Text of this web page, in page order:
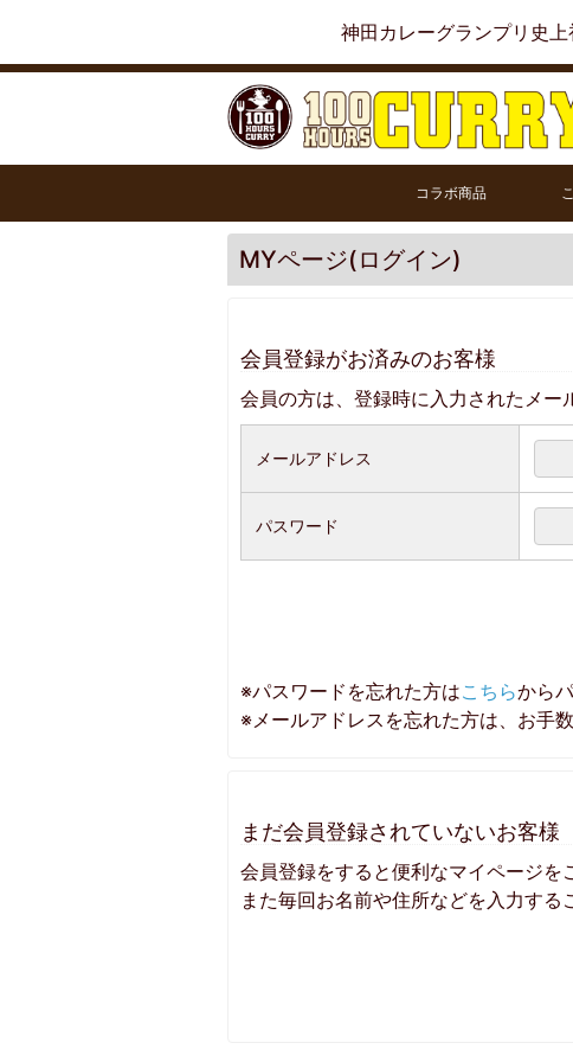
神田カレーグランプリ史
コラボ商品
MYページ(ログイン)
会員登録がお済みのお客様
会員の方は、登録時に入力されたメー
メールアドレス
パスワード
※パスワードを忘れた方はこちらから
※メールアドレスを忘れた方は、お手数
まだ会員登録されていないお客様
会員登録をすると便利なマイページを
また毎回お名前や住所などを入力する